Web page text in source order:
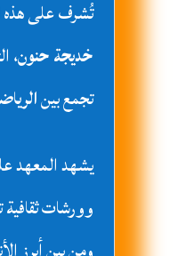
تُشرف على هذه
خديجة حنون،
تجمع بين
يشهد المعهد
وورشات ثقافية